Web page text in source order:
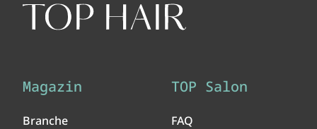
Magazin
Branche
TOP Salon
FAQ